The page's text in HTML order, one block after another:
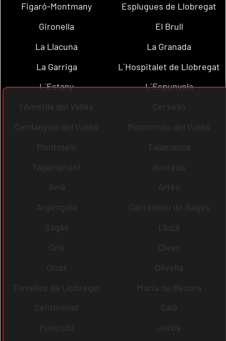
Figaró-Montmany
Esplugues de Llobregat
Gironella
El Brull
La Llacuna
La Granada
La Garriga
L´Hospitalet de Llobregat
L´Estany
L´Espunyola
l´Ametlla del Vallès
Cervelló
Cerdanyola del Vallès
Montornès del Vallès
Montmeló
Talamanca
Tagamanent
Borredà
Avià
Artés
Argençola
Castellnou de Bages
Sagàs
Lluçà
Orís
Olvan
Olost
Olivella
Torrelles de Llobregat
Maria de Besora
Sentmenat
Gaià
Fontrubí
Jorba